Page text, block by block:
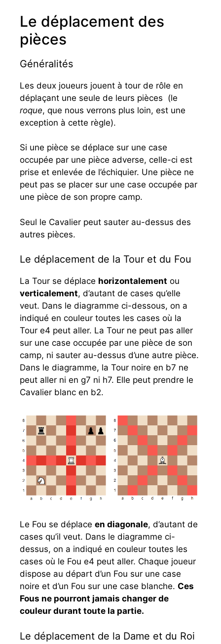
Le déplacement des
pièces
Généralités
Les deux joueurs jouent à tour de rôle en
déplaçant une seule de leurs pièces (le
roque, que nous verrons plus loin, est une
exception à cette règle).
Si une pièce se déplace sur une case
occupée par une pièce adverse, celle-ci est
prise et enlevée de l’échiquier. Une pièce ne
peut pas se placer sur une case occupée par
une pièce de son propre camp.
Seul le Cavalier peut sauter au-dessus des
autres pièces.
Le déplacement de la Tour et du Fou
La Tour se déplace horizontalement ou
verticalement, d’autant de cases qu’elle
veut. Dans le diagramme ci-dessous, on a
indiqué en couleur toutes les cases où la
Tour e4 peut aller. La Tour ne peut pas aller
sur une case occupée par une pièce de son
camp, ni sauter au-dessus d’une autre pièce.
Dans le diagramme, la Tour noire en b7 ne
peut aller ni en g7 ni h7. Elle peut prendre le
Cavalier blanc en b2.
Le Fou se déplace en diagonale, d’autant de
cases qu’il veut. Dans le diagramme ci-
dessus, on a indiqué en couleur toutes les
cases où le Fou e4 peut aller. Chaque joueur
dispose au départ d’un Fou sur une case
noire et d’un Fou sur une case blanche. Ces
Fous ne pourront jamais changer de
couleur durant toute la partie.
Le déplacement de la Dame et du Roi